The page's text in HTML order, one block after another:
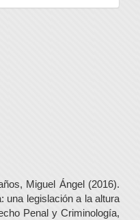
Miguel Ángel (2016).
una legislación a la altura
Penal y Criminología,